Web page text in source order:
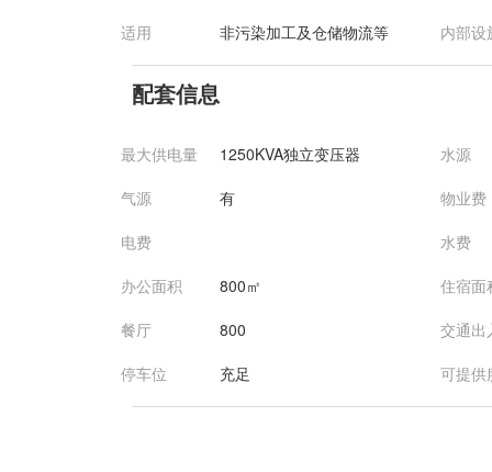
适用
非污染加工及仓储物流等 内部设
配套信息
最大供电量 1250KVA独立变压器
水源
气源
有
物业费
电费
水费
办公面积
800㎡
住宿面
餐厅
800
交通出
停车位
充足 可提供